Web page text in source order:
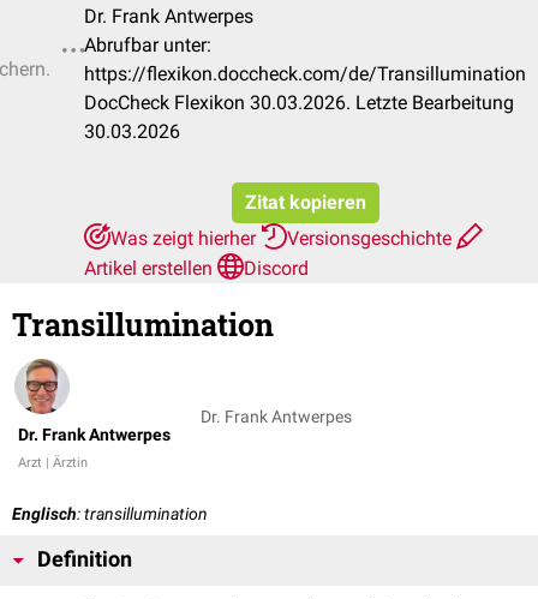
Dr. Frank Antwerpes
Abrufbar unter:
https://flexikon.doccheck.com/de/Transillumination
DocCheck Flexikon 30.03.2026. Letzte Bearbeitung
30.03.2026
Zitat kopieren
Was zeigt hierher
Versionsgeschichte
Artikel erstellen
Discord
Transillumination
Dr. Frank Antwerpes
Arzt | Ärztin
Dr. Frank Antwerpes
Englisch: transillumination
Definition